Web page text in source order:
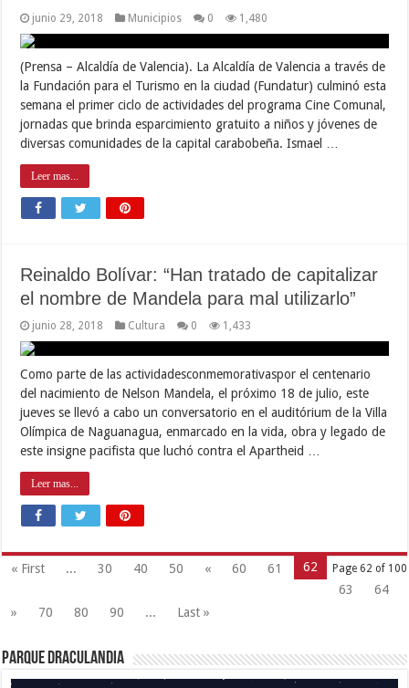
junio 29, 2018 Municipios 0 1,480
(Prensa – Alcaldía de Valencia). La Alcaldía de Valencia a través de
la Fundación para el Turismo en la ciudad (Fundatur) culminó esta
semana el primer ciclo de actividades del programa Cine Comunal,
jornadas que brinda esparcimiento gratuito a niños y jóvenes de
diversas comunidades de la capital carabobeña. Ismael …
Leer mas...
Reinaldo Bolívar: “Han tratado de capitalizar
el nombre de Mandela para mal utilizarlo”
junio 28, 2018 Cultura 0 1,433
Como parte de las actividadesconmemorativaspor el centenario
del nacimiento de Nelson Mandela, el próximo 18 de julio, este
jueves se llevó a cabo un conversatorio en el auditórium de la Villa
Olímpica de Naguanagua, enmarcado en la vida, obra y legado de
este insigne pacifista que luchó contra el Apartheid …
Leer mas...
Page 62 of 100
« First ... 30 40 50 « 60 61
62
63
64
»
70 80 90 ... Last »
Parque Draculandia